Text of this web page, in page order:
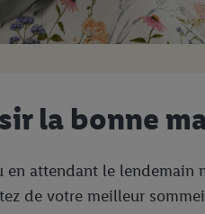
la bonne
en attendant le lendemain
de votre meilleur